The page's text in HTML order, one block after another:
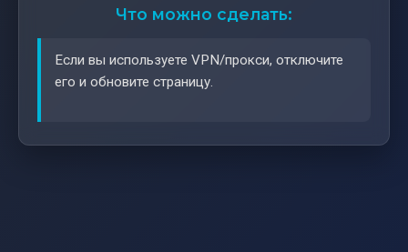
Что можно сделать:
Если вы используете VPN/прокси, отключите
его и обновите страницу.